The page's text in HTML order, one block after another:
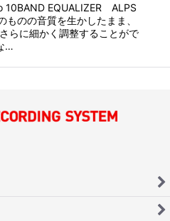
10BAND EQUALIZER ALPS
ものの音質を生かしたまま、
らに細かく調整することがで
…